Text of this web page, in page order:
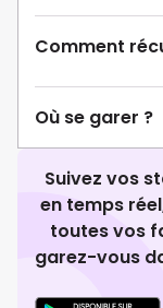
Comment
Où se garer ?
Suivez vos
en temps
toutes vos
garez-vous